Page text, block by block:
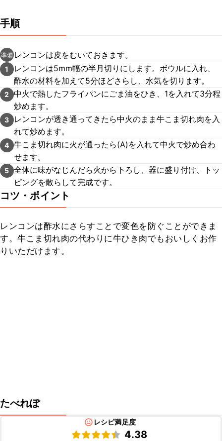
手順
準備 レンコンは皮をむいておきます。
1
レンコンは5mm幅の半月切りにします。ボウルに入れ、
酢水の材料を加えて5分ほどさらし、水気を切ります。
2
中火で熱したフライパンにごま油をひき、1を入れて3分程
炒めます。
3
レンコンが透き通ってきたら中火のまま牛こま切れ肉を入
れて炒めます。
4 牛こま切れ肉に火が通ったら(A)を入れて中火で炒め合わ
せます。
5 全体に味がなじんだら火から下ろし、器に盛り付け、トッ
ピングを散らして完成です。
コツ・ポイント
レンコンは酢水にさらすことで変色を防ぐことができま
す。牛こま切れ肉の代わりに牛ひき肉でもおいしくお作
りいただけます。
たべれぽ
レシピ満足度
4.38